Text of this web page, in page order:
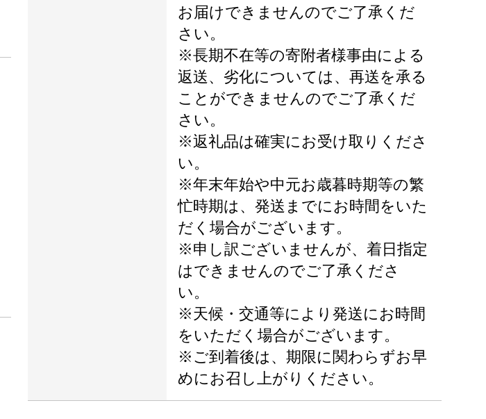
お届けできませんのでご了承くだ
さい。
※長期不在等の寄附者様事由による
返送、劣化については、再送を承る
ことができませんのでご了承くだ
さい。
※返礼品は確実にお受け取りくださ
い。
※年末年始や中元お歳暮時期等の繁
忙時期は、発送までにお時間をいた
だく場合がございます。
※申し訳ございませんが、着日指定
はできませんのでご了承くださ
い。
※天候・交通等により発送にお時間
をいただく場合がございます。
※ご到着後は、期限に関わらずお早
めにお召し上がりください。